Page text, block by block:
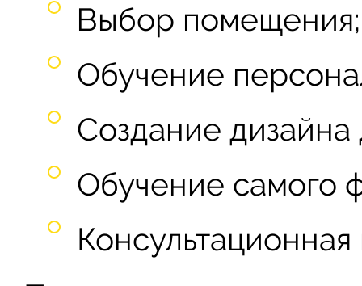
Выбор помещения;
Обучение
Создание дизайна
Обучение самого